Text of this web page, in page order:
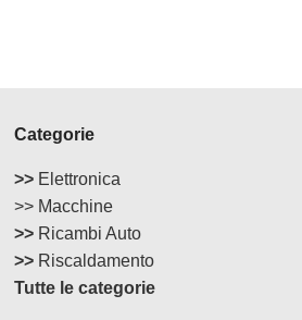
Categorie
>>Elettronica
>> Macchine
>>Ricambi Auto
>>Riscaldamento
Tutte le categorie